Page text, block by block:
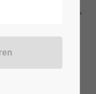
nutzen.